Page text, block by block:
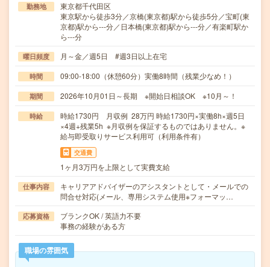
勤務地
東京都千代田区
東京駅から徒歩3分／京橋(東京都)駅から徒歩5分／宝町(東
京都)駅から---分／日本橋(東京都)駅から---分／有楽町駅か
ら---分
曜日頻度 月～金／週5日 #週3日以上在宅
時間 09:00-18:00（休憩60分）実働8時間（残業少なめ！）
期間 2026年10月01日～長期 ※開始日相談OK ※10月～！
時給
時給1730円 月収例 28万円 時給1730円×実働8h×週5日
×4週+残業5h ※月収例を保証するものではありません。※
給与即受取りサービス利用可（利用条件有）
交通費
1ヶ月3万円を上限として実費支給
仕事内容
キャリアアドバイザーのアシスタントとして・メールでの
問合せ対応(メール、専用システム使用※フォーマッ…
応募資格
ブランクOK / 英語力不要
事務の経験がある方
職場の雰囲気